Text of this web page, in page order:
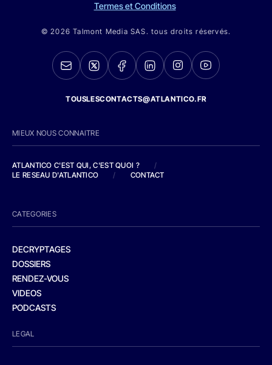
Termes et Conditions
© 2026 Talmont Media SAS. tous droits réservés.
TOUSLESCONTACTS@ATLANTICO.FR
MIEUX NOUS CONNAITRE
ATLANTICO C'EST QUI, C'EST QUOI ?
/
LE RESEAU D'ATLANTICO
/ CONTACT
CATEGORIES
DECRYPTAGES
DOSSIERS
RENDEZ-VOUS
VIDEOS
PODCASTS
LEGAL